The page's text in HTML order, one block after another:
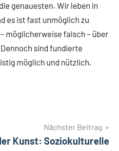
genauesten. Wir leben in
es ist fast unmöglich zu
möglicherweise falsch – über
sind fundierte
möglich und nützlich.
Nächster Beitrag
Kunst: Soziokulturelle